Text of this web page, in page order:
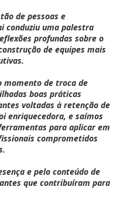
de pessoas e
conduziu uma palestra
profundas sobre o
de equipes mais
momento de troca de
boas práticas
voltadas à retenção de
enriquecedora, e saímos
para aplicar em
comprometidos
e pelo conteúdo de
que contribuíram para